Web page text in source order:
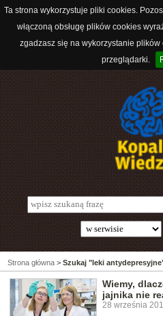
Ta strona wykorzystuje pliki cookies.
włączoną obsługę plików cookies
zgadzasz się na wykorzystanie
przeglądarki.
Strona główna > Szukaj "leki
Wiemy,
jajnika nie
28 września